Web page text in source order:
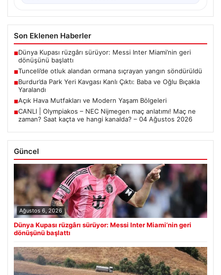
Son Eklenen Haberler
■Dünya Kupası rüzgârı sürüyor: Messi Inter Miami’nin geri
dönüşünü başlattı
■Tunceli’de otluk alandan ormana sıçrayan yangın söndürüldü
■Burdur’da Park Yeri Kavgası Kanlı Çıktı: Baba ve Oğlu Bıçakla
Yaralandı
■Açık Hava Mutfakları ve Modern Yaşam Bölgeleri
■CANLI | Olympiakos – NEC Nijmegen maç anlatımı! Maç ne
zaman? Saat kaçta ve hangi kanalda? – 04 Ağustos 2026
Güncel
Ağustos 6, 2026
Dünya Kupası rüzgârı sürüyor: Messi Inter Miami’nin geri
dönüşünü başlattı